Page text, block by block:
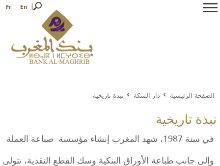
Fr En
الصفحة الرئيسية دار السكة نبذة تاريخية
نبذة تاريخية
في سنة 1987، شهد المغرب إنشاء مؤسسة صناعة العملة الخاصة به تحت اسم "دار السكة"، الذي تم تدشينها تحديدا يوم 5 مارس من طرف المغفور له جلالة الملك الحسن الثاني، ليصبح بنك المغرب في مصاف كبرى معاهد الإصدار المستقلة في ما يتعلق بصناعة الأوراق والقطع النقدية.
وإلى جانب طباعة الأوراق البنكية وسك القطع النقدية،